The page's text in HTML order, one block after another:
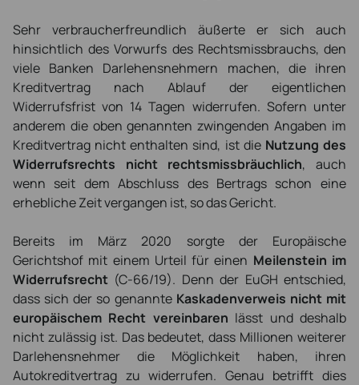
Sehr verbraucherfreundlich äußerte er sich auch
hinsichtlich des Vorwurfs des Rechtsmissbrauchs, den
viele Banken Darlehensnehmern machen, die ihren
Kreditvertrag nach Ablauf der eigentlichen
Widerrufsfrist von 14 Tagen widerrufen. Sofern unter
anderem die oben genannten zwingenden Angaben im
Kreditvertrag nicht enthalten sind, ist die Nutzung des
Widerrufsrechts nicht rechtsmissbräuchlich, auch
wenn seit dem Abschluss des Bertrags schon eine
erhebliche Zeit vergangen ist, so das Gericht.
Bereits im März 2020 sorgte der Europäische
Gerichtshof mit einem Urteil für einen Meilenstein im
Widerrufsrecht (C-66/19). Denn der EuGH entschied,
dass sich der so genannte Kaskadenverweis nicht mit
europäischem Recht vereinbaren lässt und deshalb
nicht zulässig ist. Das bedeutet, dass Millionen weiterer
Darlehensnehmer die Möglichkeit haben, ihren
Autokreditvertrag zu widerrufen. Genau betrifft dies